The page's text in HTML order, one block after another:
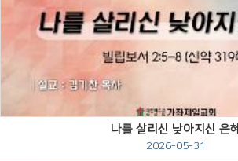
Views
나를 살리신 낮아지신 은혜
2026-05-31